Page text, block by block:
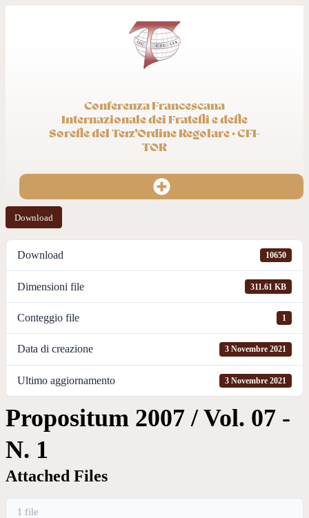
Conferenza Francescana
Internazionale dei Fratelli e delle
Sorelle del Terz’Ordine Regolare · CFI-
TOR
Download
Download 10650
Dimensioni file 311.61 KB
Conteggio file 1
Data di creazione 3 Novembre 2021
Ultimo aggiornamento 3 Novembre 2021
Propositum 2007 / Vol. 07 -
N. 1
Attached Files
1 file